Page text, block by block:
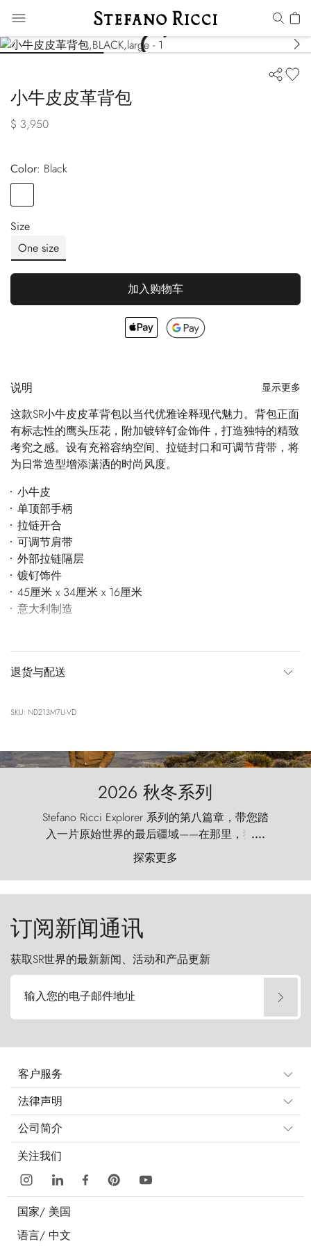
小牛皮皮革背包
$ 3,950
Color:
black
Size
One size
加入购物车
说明 显示更多
这款SR小牛皮皮革背包以当代优雅诠释现代魅力。背包正面
有标志性的鹰头压花，附加镀锌钌金饰件，打造独特的精致
考究之感。设有充裕容纳空间、拉链封口和可调节背带，将
为日常造型增添潇洒的时尚风度。
小牛皮
单顶部手柄
拉链开合
可调节肩带
外部拉链隔层
镀钌饰件
45厘米 x 34厘米 x 16厘米
意大利制造
退货与配送
SKU: ND213M7U-VD
2026 秋冬系列
Stefano Ricci Explorer 系列的第八篇章，带您踏
入一片原始世界的最后疆域——在那里，狂风
以远古的怒号雕琢着自然，而百内塔（Torres
del Paine）则宛如石砌的哨兵，傲然向苍穹发
起挑战。
....
探索更多
订阅新闻通讯
获取SR世界的最新新闻、活动和产品更新
输入您的电子邮件地址
客户服务
法律声明
公司简介
关注我们
国家/ 美国
语言/ 中文